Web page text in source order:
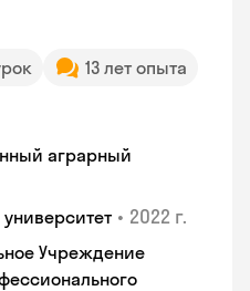
13 лет опыта
аграрный
• 2022 г.
Учреждение